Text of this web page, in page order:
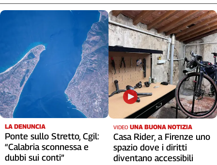
LA DENUNCIA
Ponte sullo Stretto, Cgil:
“Calabria sconnessa e
dubbi sui conti”
VIDEO UNA BUONA NOTIZIA
Casa Rider, a Firenze uno
spazio dove i diritti
diventano accessibili